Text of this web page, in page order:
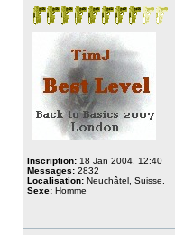
Inscription: 18 Jan 2004, 12:40
Messages: 2832
Localisation: Neuchâtel, Suisse.
Sexe: Homme